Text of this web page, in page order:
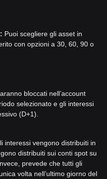
Puoi scegliere gli asset in
con opzioni a 30, 60, 90 o
bloccati nell’account
selezionato e gli interessi
(D+1).
interessi vengono distribuiti in
distribuiti sui conti spot su
prevede che tutti gli
volta nell’ultimo giorno del